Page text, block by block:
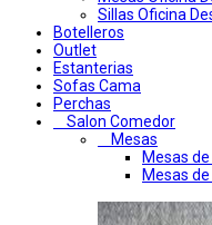
Sillas Oficina
Botelleros
Outlet
Estanterias
Sofas Cama
Perchas
Salon Comedor
Mesas
Mesas
Mesas